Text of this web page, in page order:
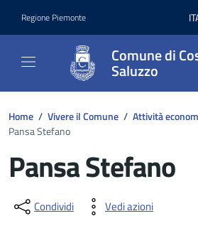
Regione Piemonte
Comune di
Saluzzo
Home / Vivere il Comune / Attività
Pansa Stefano
Pansa Stefano
Dettagli del
Condividi Vedi azioni